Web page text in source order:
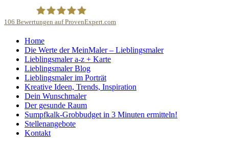
Malerbetrieb Martin Dillge
106 Bewertungen auf ProvenExpert.com
Home
Die Werte der MeinMaler – Lieblingsmaler
Lieblingsmaler a-z + Karte
Lieblingsmaler Blog
Lieblingsmaler im Porträt
Kreative Ideen, Trends, Inspiration
Dein Wunschmaler
Der gesunde Raum
Sumpfkalk-Grobbudget in 3 Minuten ermitteln!
Stellenangebote
Kontakt